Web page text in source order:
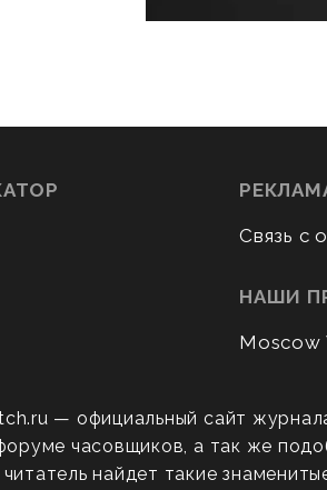
Связь с
НАШИ
Moscow
— официальный сайт
часовщиков, а так же
найдет такие